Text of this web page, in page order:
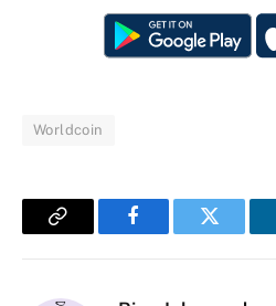
Worldcoin
Copy
FacebookTwitter